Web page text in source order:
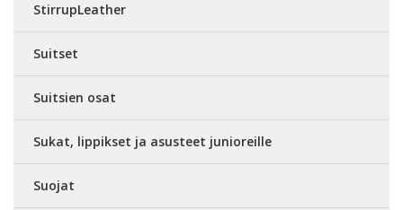
StirrupLeather
Suitset
Suitsien osat
Sukat, lippikset ja asusteet junioreille
Suojat